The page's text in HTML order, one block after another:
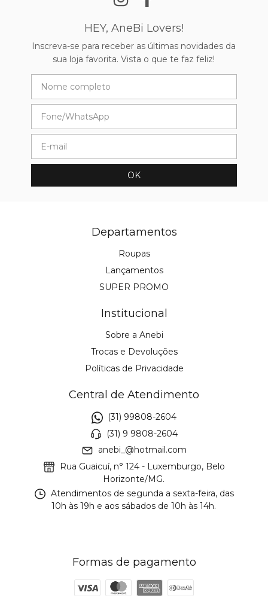
HEY, AneBi Lovers!
Inscreva-se para receber as últimas novidades da
sua loja favorita. Vista o que te faz feliz!
Departamentos
Roupas
Lançamentos
SUPER PROMO
Institucional
Sobre a Anebi
Trocas e Devoluções
Políticas de Privacidade
Central de Atendimento
(31) 99808-2604
(31) 9 9808-2604
anebi_@hotmail.com
Rua Guaicuí, n° 124 - Luxemburgo, Belo
Horizonte/MG.
Atendimentos de segunda a sexta-feira, das
10h às 19h e aos sábados de 10h às 14h.
Formas de pagamento